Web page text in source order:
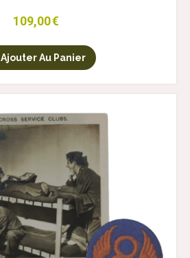
109,00€
Ajouter Au Panier